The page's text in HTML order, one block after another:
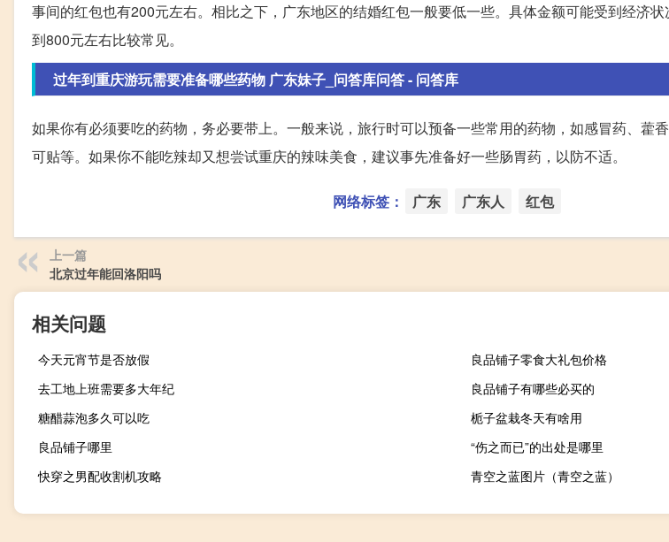
事间的红包也有200元左右。相比之下，广东地区的结婚红包一般要低一些。具体金额可能受到经济
到800元左右比较常见。
过年到重庆游玩需要准备哪些药物 广东妹子_问答库问答 - 问答库
如果你有必须要吃的药物，务必要带上。一般来说，旅行时可以预备一些常用的药物，如感冒药、藿
可贴等。如果你不能吃辣却又想尝试重庆的辣味美食，建议事先准备好一些肠胃药，以防不适。
网络标签： 广东 广东人 红包
上一篇
北京过年能回洛阳吗
相关问题
今天元宵节是否放假
良品铺子零食大礼包价格
去工地上班需要多大年纪
良品铺子有哪些必买的
糖醋蒜泡多久可以吃
栀子盆栽冬天有啥用
良品铺子哪里
“伤之而已”的出处是哪里
快穿之男配收割机攻略
青空之蓝图片（青空之蓝）